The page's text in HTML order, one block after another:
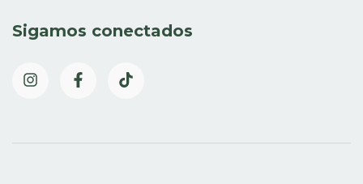
Sigamos conectados